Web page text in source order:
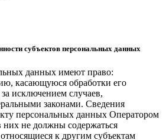
субъектов персональных данных
данных имеют право:
касающуюся обработки его
исключением случаев,
законами. Сведения
персональных данных Оператором
не должны содержаться
к другим субъектам